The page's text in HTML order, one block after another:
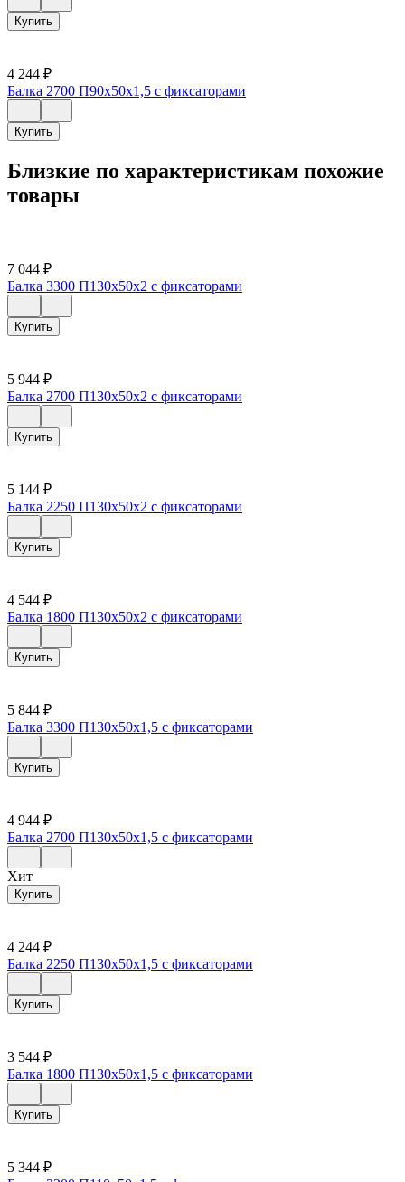
Купить
4 244 ₽
Балка 2700 П90х50х1,5 с фиксаторами
Купить
Близкие по характеристикам похожие
товары
7 044 ₽
Балка 3300 П130х50х2 с фиксаторами
Купить
5 944 ₽
Балка 2700 П130х50х2 с фиксаторами
Купить
5 144 ₽
Балка 2250 П130х50х2 с фиксаторами
Купить
4 544 ₽
Балка 1800 П130х50х2 с фиксаторами
Купить
5 844 ₽
Балка 3300 П130х50х1,5 с фиксаторами
Купить
4 944 ₽
Балка 2700 П130х50х1,5 с фиксаторами
Хит
Купить
4 244 ₽
Балка 2250 П130х50х1,5 с фиксаторами
Купить
3 544 ₽
Балка 1800 П130х50х1,5 с фиксаторами
Купить
5 344 ₽